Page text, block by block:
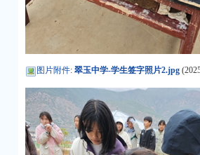
图片附件:翠玉中学-学生签字照片2.jpg